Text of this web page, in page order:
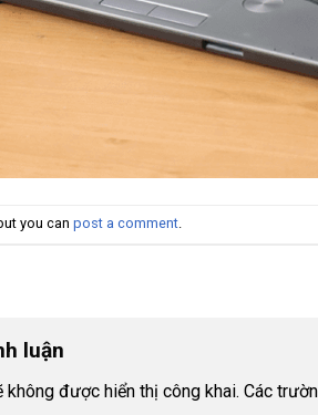
you can post a comment
luận
không được hiển thị công khai. Các